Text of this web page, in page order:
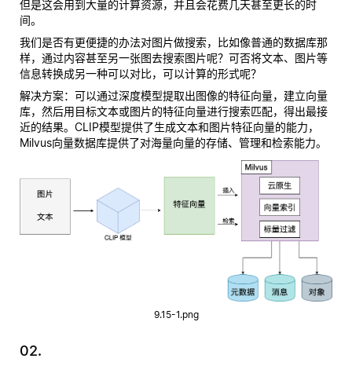
但是这会用到大量的计算资源，并且会花费几天甚至更长的时
间。
我们是否有更便捷的办法对图片做搜索，比如像普通的数据库那
样，通过内容甚至另一张图去搜索图片呢？可否将文本、图片等
信息转换成另一种可以对比，可以计算的形式呢？
解决方案：可以通过深度模型提取出图像的特征向量，建立向量
库，然后用目标文本或图片的特征向量进行搜索匹配，得出最接
近的结果。CLIP模型提供了生成文本和图片特征向量的能力，
Milvus向量数据库提供了对海量向量的存储、管理和检索能力。
9.15-1.png
02.